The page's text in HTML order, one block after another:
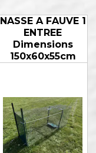
NASSE A FAUVE 1
ENTREE
Dimensions
150x60x55cm